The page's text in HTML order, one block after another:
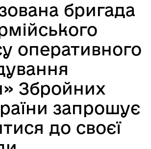
бригада
оперативного
Збройних
запрошує
до своєї